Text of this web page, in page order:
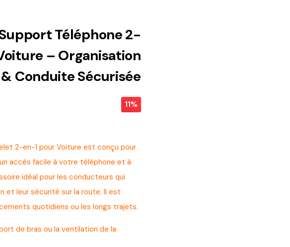
Téléphone 2-
– Organisation
Conduite Sécurisée
11%
2-en-1 pour Voiture est conçu pour
accès facile à votre téléphone et à
idéal pour les conducteurs qui
et leur sécurité sur la route. Il est
quotidiens ou les longs trajets.
de bras ou la ventilation de la